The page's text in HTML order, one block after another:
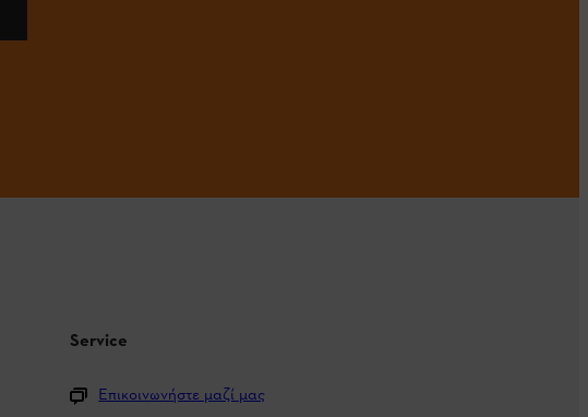
Service
Επικοινωνήστε μαζί μας